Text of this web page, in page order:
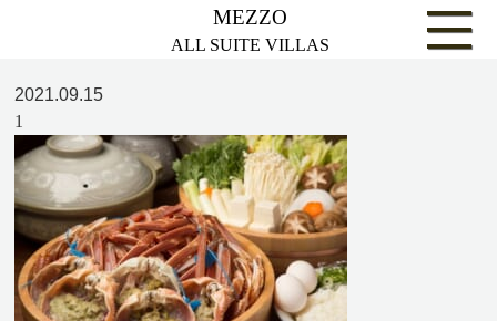
MEZZO
ALL SUITE VILLAS
2021.09.15
1